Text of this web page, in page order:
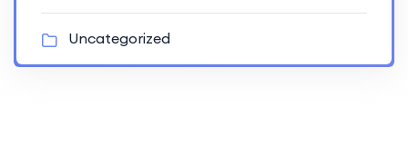
Uncategorized